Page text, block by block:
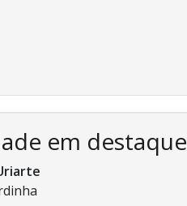
em destaque